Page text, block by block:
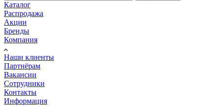
Каталог
Распродажа
Акции
Бренды
Компания
Наши клиенты
Партнёрам
Вакансии
Сотрудники
Контакты
Информация